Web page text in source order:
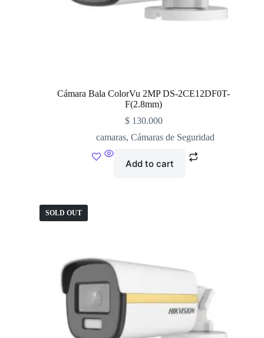
Cámara Bala ColorVu 2MP DS-2CE12DF0T-
F(2.8mm)
$130.000
camaras,Cámaras de Seguridad
Add to cart
SOLD OUT